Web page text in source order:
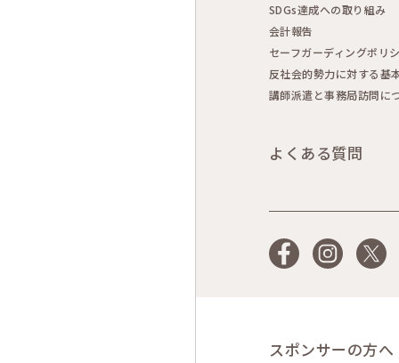
SDGs達成への取り組み
会計報告
セーフガーディングポリ
反社会的勢力に対する基
講師派遣と事務局訪問に
よくある質問
FacebookInstagram
X
スポンサーの方へ